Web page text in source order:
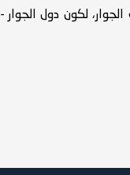
لكون دول الجوار -